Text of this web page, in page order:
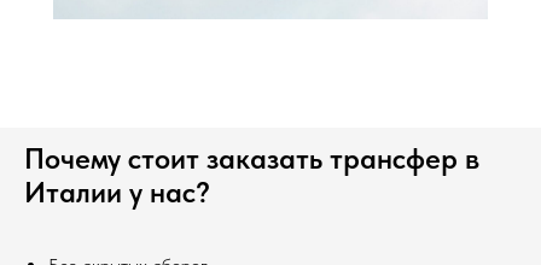
Почему стоит заказать трансфер в
Италии у нас?